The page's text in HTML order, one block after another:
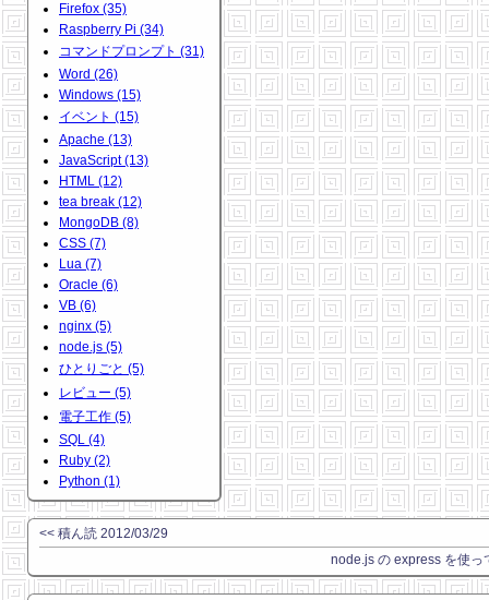
Firefox (35)
Raspberry Pi (34)
コマンドプロンプト (31)
Word (26)
Windows (15)
イベント (15)
Apache (13)
JavaScript (13)
HTML (12)
tea break (12)
MongoDB (8)
CSS (7)
Lua (7)
Oracle (6)
VB (6)
nginx (5)
node.js (5)
ひとりごと (5)
レビュー (5)
電子工作 (5)
SQL (4)
Ruby (2)
Python (1)
<< 積ん読 2012/03/29
node.js の express を使っ